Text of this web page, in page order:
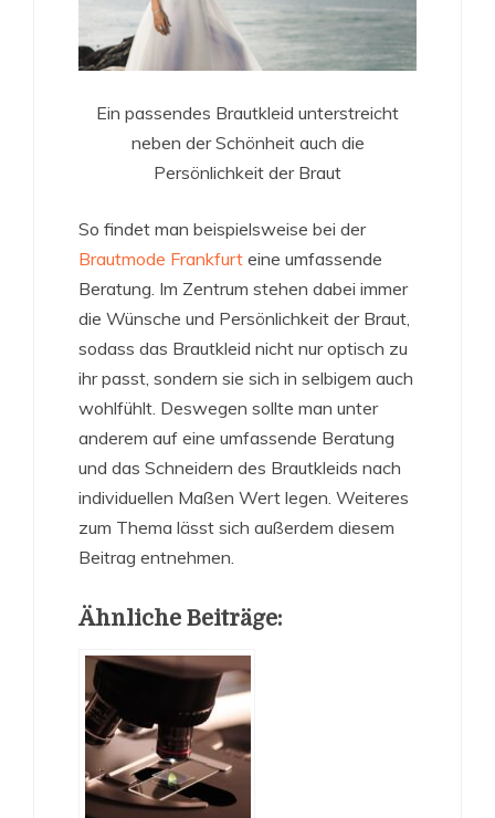
Ein passendes Brautkleid unterstreicht
neben der Schönheit auch die
Persönlichkeit der Braut
So findet man beispielsweise bei der
Brautmode Frankfurt eine umfassende
Beratung. Im Zentrum stehen dabei immer
die Wünsche und Persönlichkeit der Braut,
sodass das Brautkleid nicht nur optisch zu
ihr passt, sondern sie sich in selbigem auch
wohlfühlt. Deswegen sollte man unter
anderem auf eine umfassende Beratung
und das Schneidern des Brautkleids nach
individuellen Maßen Wert legen. Weiteres
zum Thema lässt sich außerdem diesem
Beitrag entnehmen.
Ähnliche Beiträge: